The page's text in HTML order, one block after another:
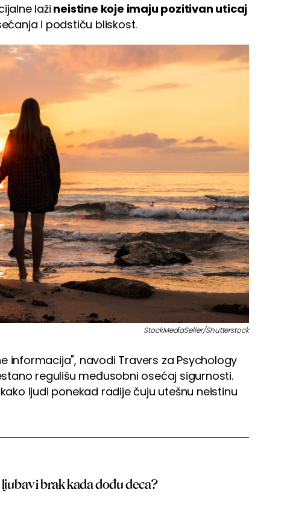
laži neistine koje imaju pozitivan uticaj
i podstiču bliskost.
StockMediaSeller/Shutterstock
informacija", navodi Travers za Psychology
regulišu međusobni osećaj sigurnosti.
ljudi ponekad radije čuju utešnu neistinu
i brak kada dođu deca?